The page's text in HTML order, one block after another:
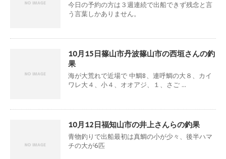
今日の予約の方は３週連続で出船できず残念と言
う言葉しかありません。
10月15日篠山市丹波篠山市の西垣さんの釣
果
海が大荒れで近場で 中鯛8、連呼鯛の大８、カイ
ワレ大４、小４、オオアジ、１、さご ...
10月12日福知山市の井上さんらの釣果
青物釣りで出船最初は真鯛の小が少々、後半ハマ
チの大が6匹